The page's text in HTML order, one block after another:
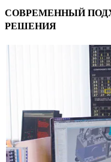
СОВРЕМЕННЫЙ
РЕШЕНИЯ